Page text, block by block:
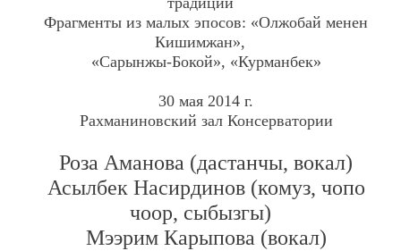
Фрагменты из малых эпосов: «Олжобай менен
Кишимжан»,
«Сарынжы-Бокой», «Курманбек»
30 мая 2014 г.
Рахманиновский зал Консерватории
Роза Аманова (дастанчы, вокал)
Асылбек Насирдинов (комуз, чопо
чоор, сыбызгы)
Мээрим Карыпова (вокал)